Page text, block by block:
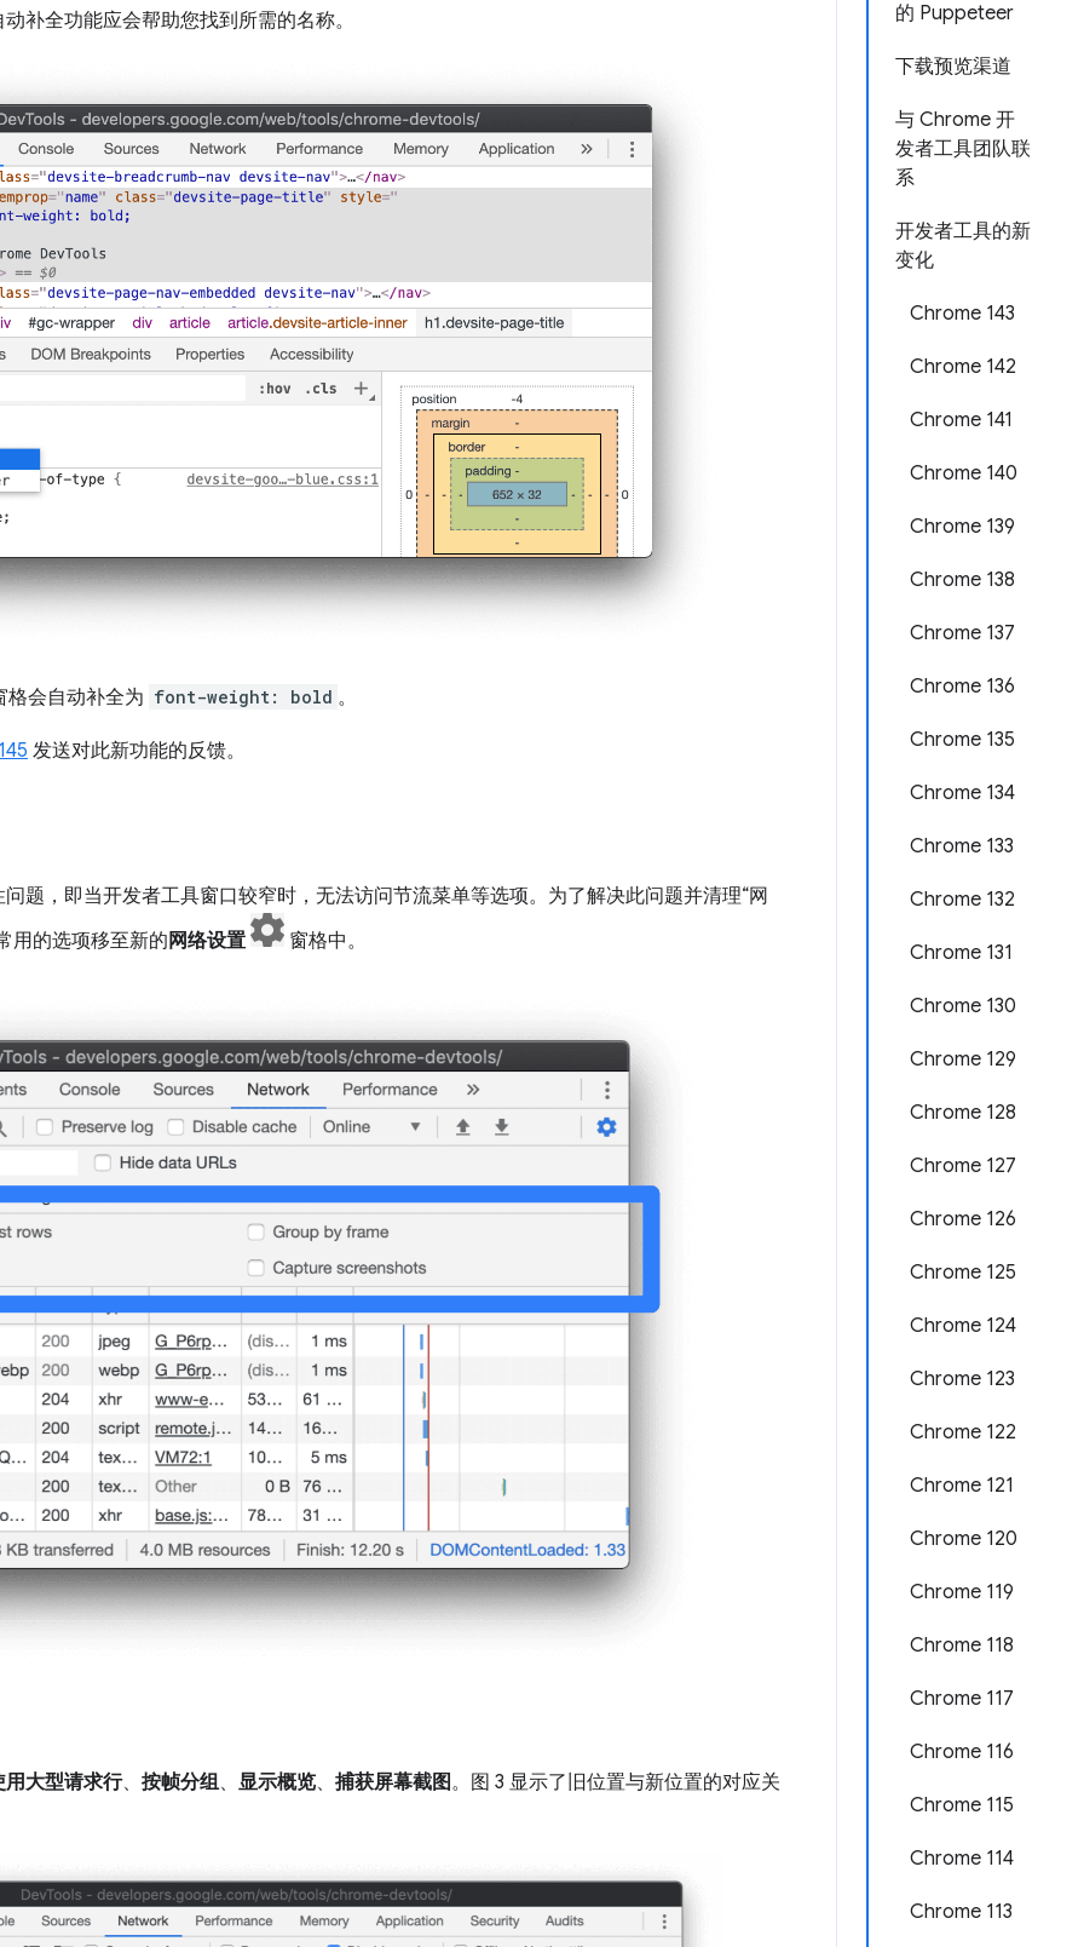
的 Puppeteer
下载预览渠道
与 Chrome 开
发者工具团队联
系
开发者工具的新
变化
Chrome 143
Chrome 142
Chrome 141
Chrome 140
Chrome 139
Chrome 138
Chrome 137
Chrome 136
Chrome 135
Chrome 134
Chrome 133
Chrome 132
Chrome 131
Chrome 130
Chrome 129
Chrome 128
Chrome 127
Chrome 126
Chrome 125
Chrome 124
Chrome 123
Chrome 122
Chrome 121
Chrome 120
Chrome 119
Chrome 118
Chrome 117
Chrome 116
Chrome 115
Chrome 114
Chrome 113
补全功能应会帮助您找到所需的名称。
格会自动补全为 font-weight: bold 。
发送对此新功能的反馈。
题，即当开发者工具窗口较窄时，无法访问节流菜单等选项。为了解决此问题并清理“网
用的选项移至新的 网络设置 窗格中。
用大型请求行、 按帧分组、 显示概览、 捕获屏幕截图。图 3 显示了旧位置与新位置的对应关